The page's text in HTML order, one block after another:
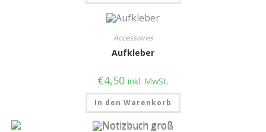
Accessoires
Aufkleber
€4,50 inkl. MwSt.
In den Warenkorb